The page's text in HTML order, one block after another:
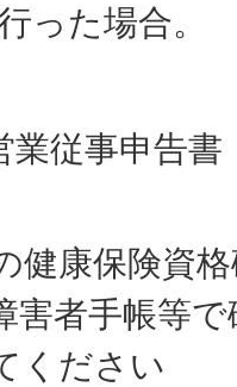
った場合。
業従事申告
健康保険資
害者手帳等
ください